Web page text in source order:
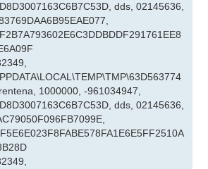
dds, 02145636,
1000000, -961034947,
dds, 02145636,